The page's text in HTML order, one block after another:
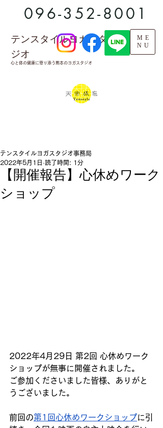
テンスタイルヨガスタ
ジオ
心と体の健康に寄り添う熊本のヨガスタジオ
ME
NU
096-352-8001
【開催報告】心休めワーク
ショップ
テンスタイルヨガスタジオ事務局
2022年5月1日 読了時間: 1分
2022年4月29日 第2回 心休めワーク
ショップが無事に開催されました。
ご参加くださいました皆様、ありがと
うございました。
前回の第1回心休めワークショップに引